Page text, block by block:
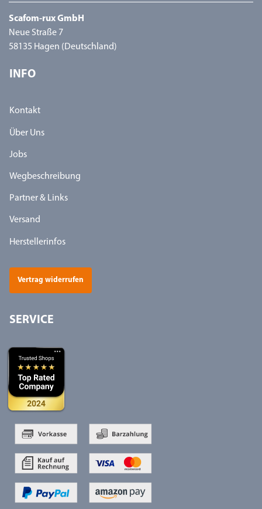
Scafom-rux GmbH
Neue Straße 7
58135 Hagen (Deutschland)
INFO
Kontakt
Über Uns
Jobs
Wegbeschreibung
Partner & Links
Versand
Herstellerinfos
Vertrag widerrufen
SERVICE